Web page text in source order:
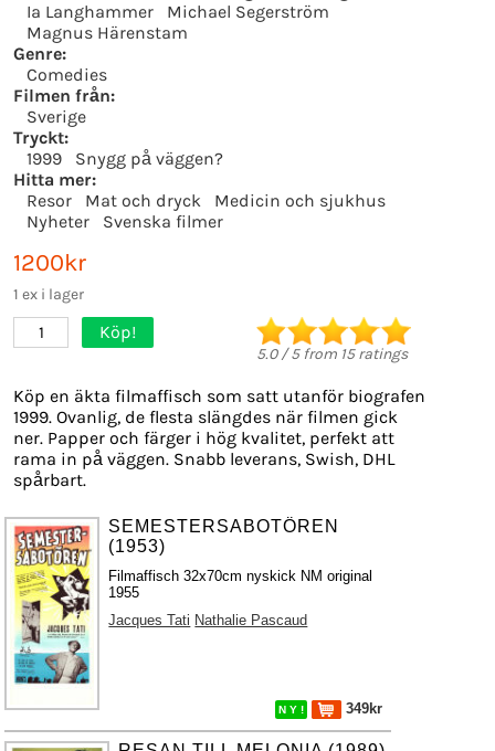
Ia Langhammer
Michael Segerström
Magnus Härenstam
Genre:
Comedies
Filmen från:
Sverige
Tryckt:
1999
Snygg på väggen?
Hitta mer:
Resor
Mat och dryck
Medicin och sjukhus
Nyheter
Svenska filmer
1200kr
1 ex i lager
1 Köp!
5.0/5from 15ratings
Köp en äkta filmaffisch som satt utanför biografen
1999. Ovanlig, de flesta slängdes när filmen gick
ner. Papper och färger i hög kvalitet, perfekt att
rama in på väggen. Snabb leverans, Swish, DHL
spårbart.
SEMESTERSABOTÖREN
(1953)
Filmaffisch 32x70cm nyskick NM original
1955
Jacques Tati Nathalie Pascaud
N Y ! 349kr